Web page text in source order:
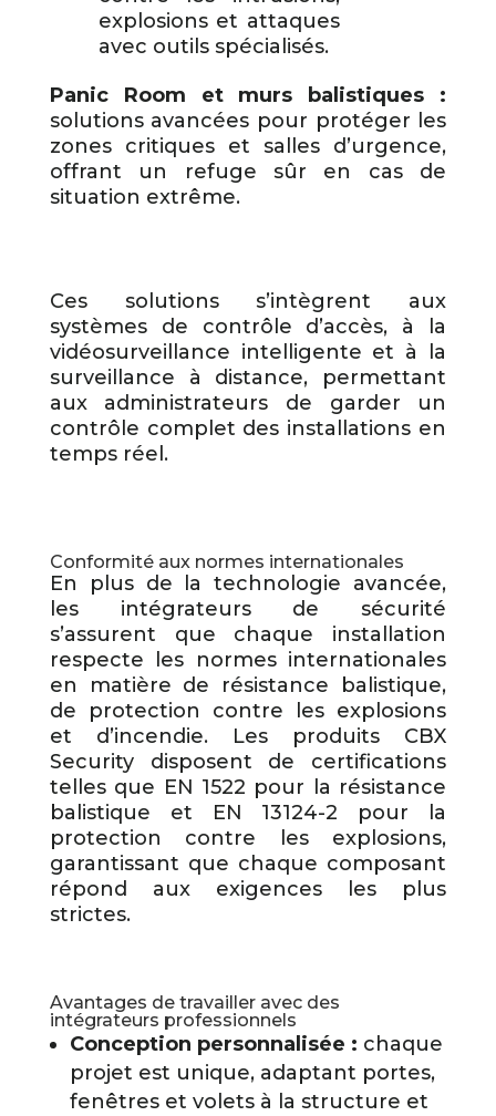
explosions et attaques
avec outils spécialisés.
Panic Room et murs balistiques :
solutions avancées pour protéger les
zones critiques et salles d’urgence,
offrant un refuge sûr en cas de
situation extrême.
Ces solutions s’intègrent aux
systèmes de contrôle d’accès, à la
vidéosurveillance intelligente et à la
surveillance à distance, permettant
aux administrateurs de garder un
contrôle complet des installations en
temps réel.
Conformité aux normes internationales
En plus de la technologie avancée,
les intégrateurs de sécurité
s’assurent que chaque installation
respecte les normes internationales
en matière de résistance balistique,
de protection contre les explosions
et d’incendie. Les produits CBX
Security disposent de certifications
telles que EN 1522 pour la résistance
balistique et EN 13124-2 pour la
protection contre les explosions,
garantissant que chaque composant
répond aux exigences les plus
strictes.
Avantages de travailler avec des
intégrateurs professionnels
Conception personnalisée : chaque
projet est unique, adaptant portes,
fenêtres et volets à la structure et